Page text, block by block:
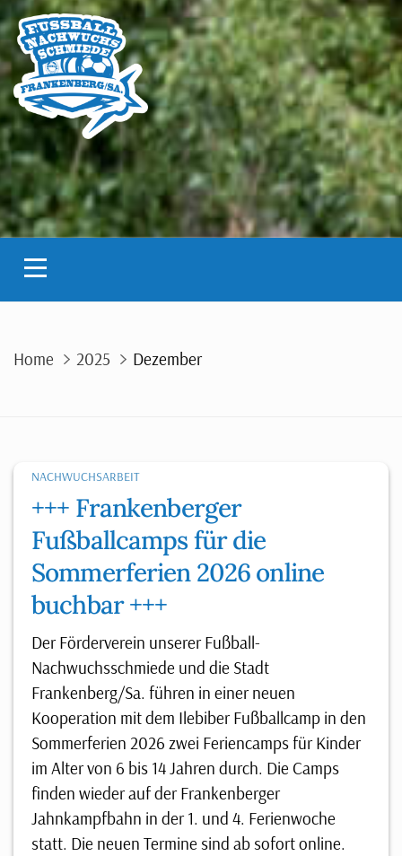
Skip
to
content
Home 2025 Dezember
NACHWUCHSARBEIT
+++ Frankenberger
Fußballcamps für die
Sommerferien 2026 online
buchbar +++
Der Förderverein unserer Fußball-
Nachwuchsschmiede und die Stadt
Frankenberg/Sa. führen in einer neuen
Kooperation mit dem Ilebiber Fußballcamp in den
Sommerferien 2026 zwei Feriencamps für Kinder
im Alter von 6 bis 14 Jahren durch. Die Camps
finden wieder auf der Frankenberger
Jahnkampfbahn in der 1. und 4. Ferienwoche
statt. Die neuen Termine sind ab sofort online.